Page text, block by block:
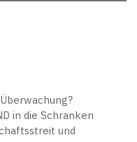
in die Schranken
und